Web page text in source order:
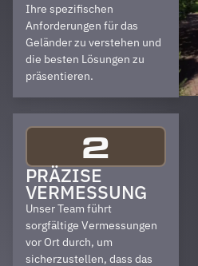
Ihre spezifischen
Anforderungen für das
Geländer zu verstehen und
die besten Lösungen zu
präsentieren.
2
PRÄZISE
VERMESSUNG
Unser Team führt
sorgfältige Vermessungen
vor Ort durch, um
sicherzustellen, dass das